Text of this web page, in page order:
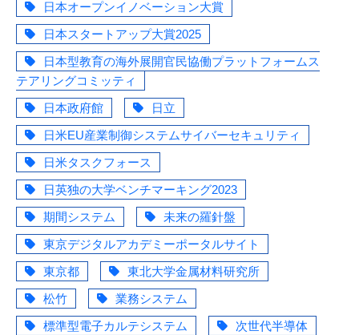
日本オープンイノベーション大賞
日本スタートアップ大賞2025
日本型教育の海外展開官民協働プラットフォームス
テアリングコミッティ
日本政府館
日立
日米EU産業制御システムサイバーセキュリティ
日米タスクフォース
日英独の大学ベンチマーキング2023
期間システム
未来の羅針盤
東京デジタルアカデミーポータルサイト
東京都
東北大学金属材料研究所
松竹
業務システム
標準型電子カルテシステム
次世代半導体